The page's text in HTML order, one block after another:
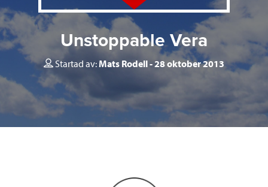
Unstoppable Vera
Startad av:Mats Rodell 28 oktober 2013